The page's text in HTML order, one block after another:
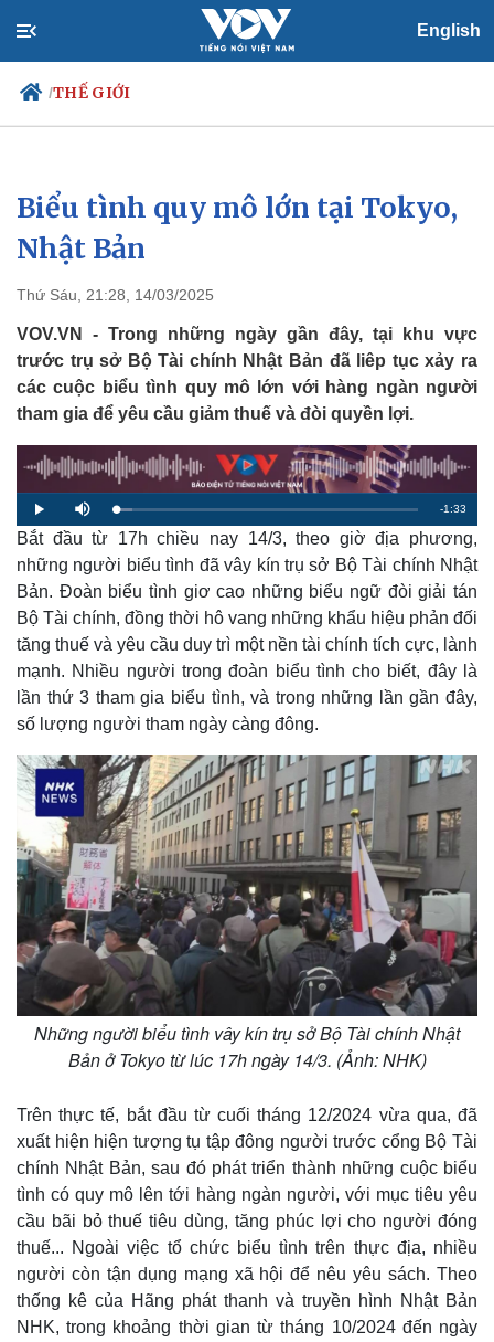
English
/THẾ GIỚI
Chính trị
Đảng
Tổ chức nhân sự
Nhận diện sự thật
Xã hội
Việc làm
Biển đảo
Biểu tình quy mô lớn tại Tokyo,
Nhật Bản
Thứ Sáu, 21:28, 14/03/2025
VOV.VN - Trong những ngày gần đây, tại khu vực
trước trụ sở Bộ Tài chính Nhật Bản đã liêp tục xảy ra
các cuộc biểu tình quy mô lớn với hàng ngàn người
tham gia để yêu cầu giảm thuế và đòi quyền lợi.
P
l
a
y
M
u
L
o
a
d
e
d
5
.
5
9
%
R
e
n
g
T
i
-1:33
Bắt đầu từ 17h chiều nay 14/3, theo giờ địa phương,
những người biểu tình đã vây kín trụ sở Bộ Tài chính Nhật
Bản. Đoàn biểu tình giơ cao những biểu ngữ đòi giải tán
Bộ Tài chính, đồng thời hô vang những khẩu hiệu phản đối
tăng thuế và yêu cầu duy trì một nền tài chính tích cực, lành
mạnh. Nhiều người trong đoàn biểu tình cho biết, đây là
lần thứ 3 tham gia biểu tình, và trong những lần gần đây,
số lượng người tham ngày càng đông.
Những người biểu tình vây kín trụ sở Bộ Tài chính Nhật
Bản ở Tokyo từ lúc 17h ngày 14/3. (Ảnh: NHK)
Trên thực tế, bắt đầu từ cuối tháng 12/2024 vừa qua, đã
xuất hiện hiện tượng tụ tập đông người trước cổng Bộ Tài
chính Nhật Bản, sau đó phát triển thành những cuộc biểu
tình có quy mô lên tới hàng ngàn người, với mục tiêu yêu
cầu bãi bỏ thuế tiêu dùng, tăng phúc lợi cho người đóng
thuế... Ngoài việc tổ chức biểu tình trên thực địa, nhiều
người còn tận dụng mạng xã hội để nêu yêu sách. Theo
thống kê của Hãng phát thanh và truyền hình Nhật Bản
NHK, trong khoảng thời gian từ tháng 10/2024 đến ngày